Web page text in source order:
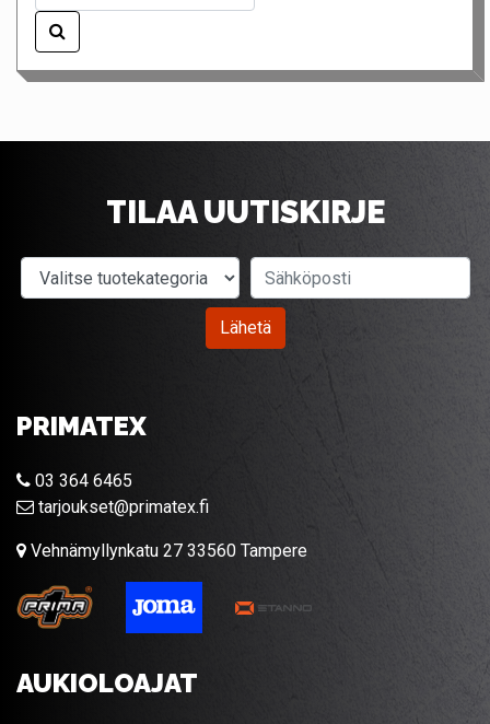
TILAA UUTISKIRJE
Valitse tuotekategoria
Lähetä
PRIMATEX
03 364 6465
tarjoukset@primatex.fi
Vehnämyllynkatu 27 33560 Tampere
AUKIOLOAJAT